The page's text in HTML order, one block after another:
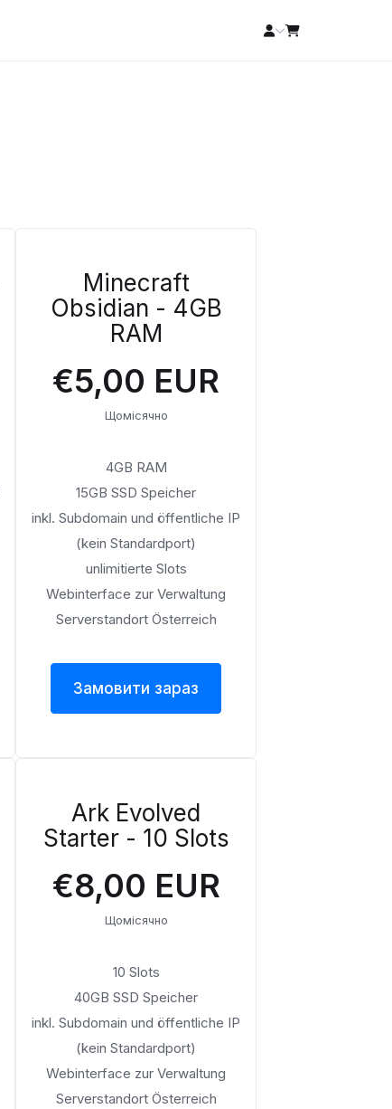
Minecraft
Obsidian - 4GB
RAM
€5,00 EUR
Щомісячно
4GB RAM
15GB SSD Speicher
inkl. Subdomain und öffentliche IP
(kein Standardport)
unlimitierte Slots
Webinterface zur Verwaltung
Serverstandort Österreich
Замовити зараз
Ark Evolved
Starter - 10 Slots
€8,00 EUR
Щомісячно
10 Slots
40GB SSD Speicher
inkl. Subdomain und öffentliche IP
(kein Standardport)
Webinterface zur Verwaltung
Serverstandort Österreich